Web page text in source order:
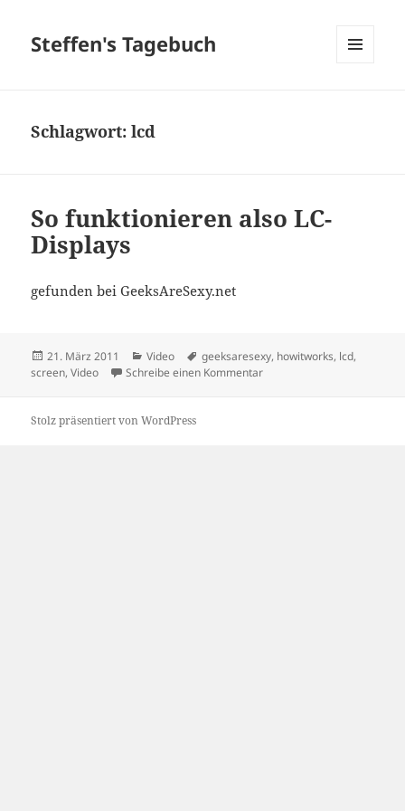
Steffen's Tagebuch
Schlagwort:lcd
So funktionieren also LC-
Displays
gefunden bei GeeksAreSexy.net
Veröffentlicht
am
21. März 2011 Kategorien
Video Schlagwörter
geeksaresexy, howitworks, lcd,
screen,Video Schreibe einen Kommentarzu So funktionieren also
Stolz präsentiert von WordPress